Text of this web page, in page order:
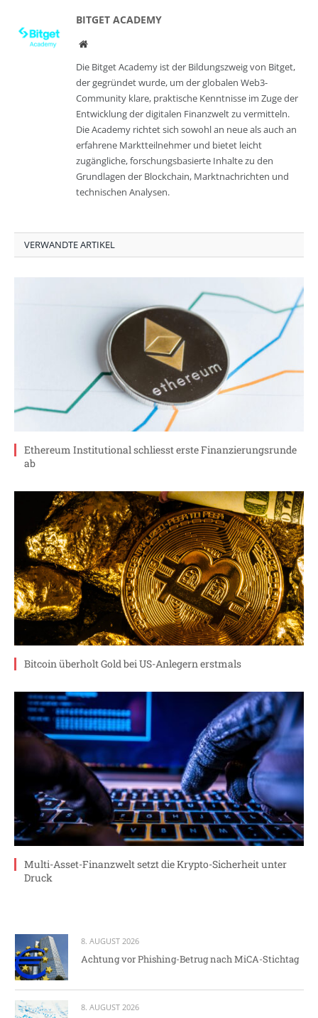
BITGET ACADEMY
Website
Die Bitget Academy ist der Bildungszweig von Bitget,
der gegründet wurde, um der globalen Web3-
Community klare, praktische Kenntnisse im Zuge der
Entwicklung der digitalen Finanzwelt zu vermitteln.
Die Academy richtet sich sowohl an neue als auch an
erfahrene Marktteilnehmer und bietet leicht
zugängliche, forschungsbasierte Inhalte zu den
Grundlagen der Blockchain, Marktnachrichten und
technischen Analysen.
VERWANDTE ARTIKEL
Ethereum Institutional schliesst erste Finanzierungsrunde
ab
Bitcoin überholt Gold bei US-Anlegern erstmals
Multi-Asset-Finanzwelt setzt die Krypto-Sicherheit unter
Druck
8. AUGUST 2026
Achtung vor Phishing-Betrug nach MiCA-Stichtag
8. AUGUST 2026